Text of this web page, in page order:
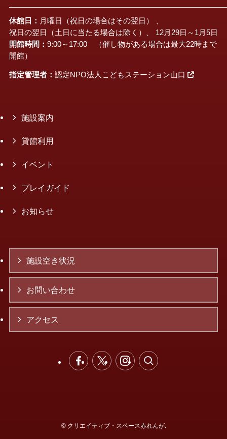
休館日： 月曜日（祝日の場合はその翌日） 、
祝日の翌日（土日に当たる場合は除く）、 12月29日～1月5日
開館時間： 9:00～17:00 （催し物がある場合は最大22時まで
開館）
指定管理者： 認定NPO法人こどもステーション山口
施設案内
貸館利用
イベント
プレイガイド
お知らせ
施設空き状況
お問い合わせ
アクセス
©クリエイティブ・スペース赤れんが.